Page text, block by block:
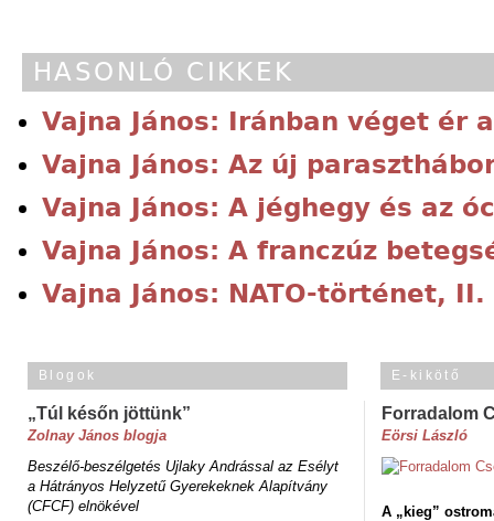
HASONLÓ CIKKEK
Vajna János: Iránban véget ér
Vajna János: Az új
Vajna János: A jéghegy és az
Vajna János: A franczúz
Vajna János: NATO-történet,
Blogok
„Túl későn jöttünk”
Zolnay János blogja
Beszélő-beszélgetés Ujlaky Andrással az Esélyt
a Hátrányos Helyzetű Gyerekeknek Alapítvány
(CFCF) elnökével
E-kikötő
Forradalom
Eörsi László
A „kieg”